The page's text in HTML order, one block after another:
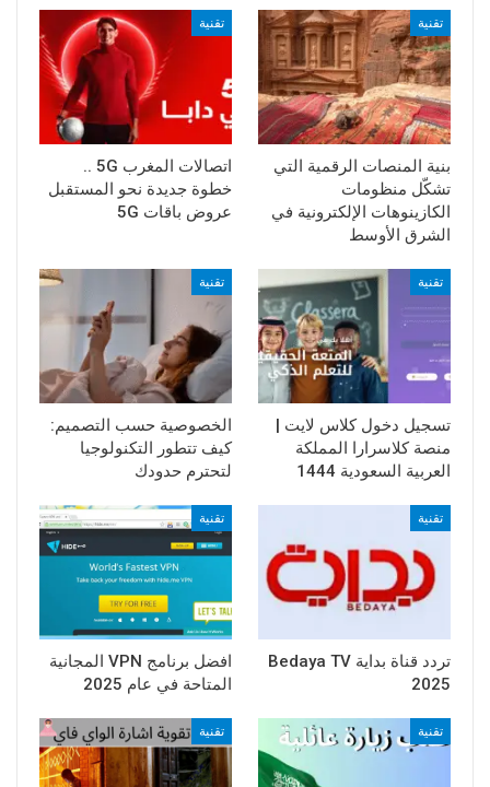
تقنية
بنية المنصات الرقمية التي
تشكّل منظومات
الكازينوهات الإلكترونية في
الشرق الأوسط
تقنية
اتصالات المغرب 5G ..
خطوة جديدة نحو المستقبل
عروض باقات 5G
تقنية
تسجيل دخول كلاس لايت |
منصة كلاسرارا المملكة
العربية السعودية 1444
تقنية
الخصوصية حسب التصميم:
كيف تتطور التكنولوجيا
لتحترم حدودك
تقنية
تردد قناة بداية Bedaya TV
2025
تقنية
افضل برنامج VPN المجانية
المتاحة في عام 2025
تقنية تقنية